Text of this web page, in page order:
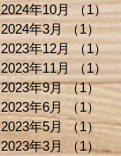
2024年10月 （1）1
2024年3月 （1）1
2023年12月 （1）1
2023年11月 （1） 1
2023年9月 （1）1
2023年6月
（1）
1
2023年5月 （1）1
2023年3月
（1） 1